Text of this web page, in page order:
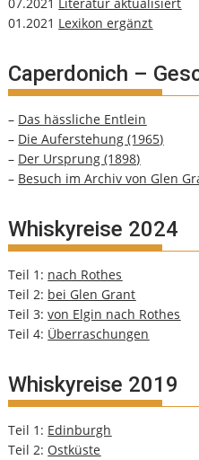
07.2021 Literatur aktualisiert
01.2021 Lexikon ergänzt
Caperdonich –
– Das hässliche Entlein
– Die Auferstehung (1965)
– Der Ursprung (1898)
– Besuch im Archiv von Glen
Whiskyreise 2024
Teil 1: nach Rothes
Teil 2: bei Glen Grant
Teil 3:von Elgin nach Rothes
Teil 4: Überraschungen
Whiskyreise 2019
Teil 1: Edinburgh
Teil 2: Ostküste